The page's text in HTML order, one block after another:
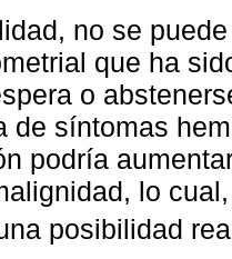
no se
que ha
o
de síntomas
podría
lo
posibilidad